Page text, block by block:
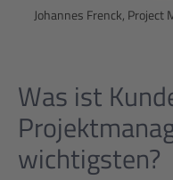
Johannes Frenck, Project
Was ist
wichtigsten?